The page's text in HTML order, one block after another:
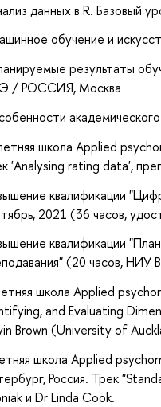
данных в R. Базовый
обучение и
результаты
/ РОССИЯ, Москва
школа Applied
'Analysing rating data',
квалификации
2021 (36 часов,
квалификации
(20 часов,
школа Applied
and Evaluating
Brown (University of
школа Applied
Россия. Трек
и Dr Linda Cook.